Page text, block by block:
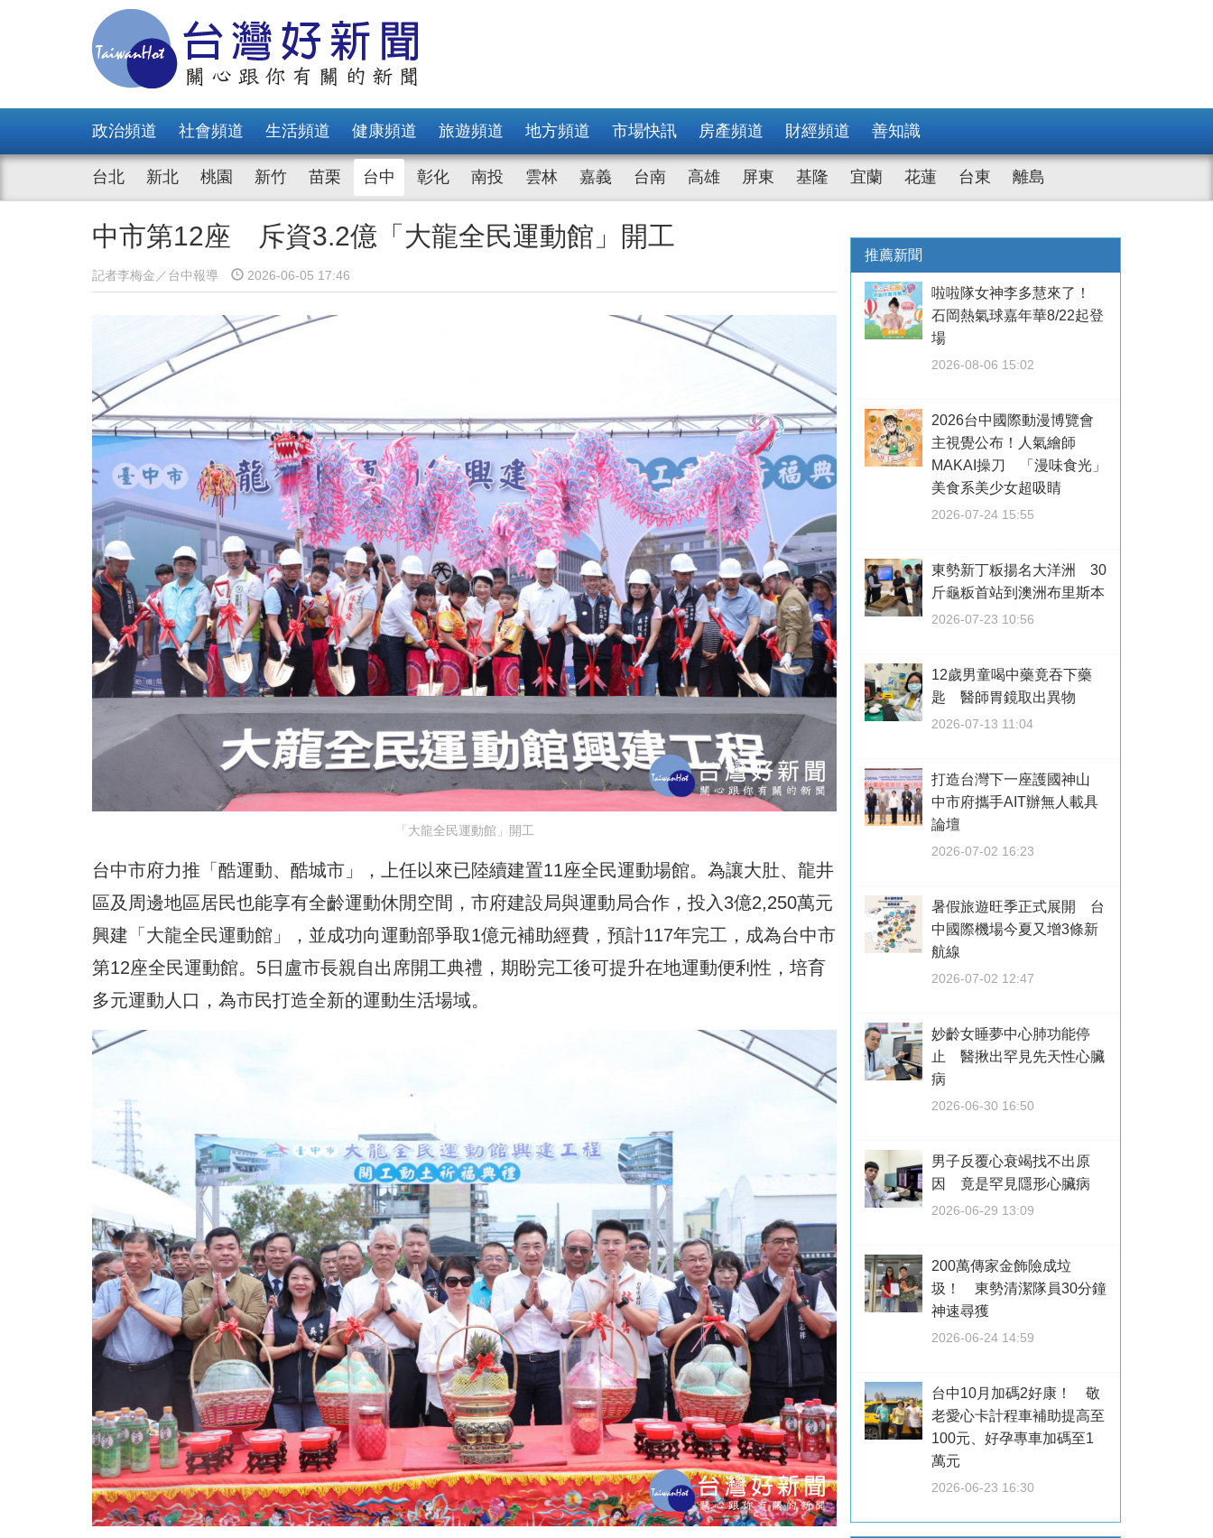
政治頻道 社會頻道 生活頻道 健康頻道 旅遊頻道 地方頻道 市場快訊 房產頻道 財經頻道 善知識
台北 新北 桃園 新竹 苗栗 台中 彰化 南投 雲林 嘉義 台南 高雄 屏東 基隆 宜蘭 花蓮 台東 離島
中市第12座 斥資3.2億「大龍全民運動館」開工
記者李梅金／台中報導 2026-06-05 17:46
「大龍全民運動館」開工
台中市府力推「酷運動、酷城市」，上任以來已陸續建置11座全民運動場館。為讓大肚、龍井
區及周邊地區居民也能享有全齡運動休閒空間，市府建設局與運動局合作，投入3億2,250萬元
興建「大龍全民運動館」，並成功向運動部爭取1億元補助經費，預計117年完工，成為台中市
第12座全民運動館。5日盧市長親自出席開工典禮，期盼完工後可提升在地運動便利性，培育
多元運動人口，為市民打造全新的運動生活場域。
推薦新聞
啦啦隊女神李多慧來了！
石岡熱氣球嘉年華8/22起登
場
2026-08-06 15:02
2026台中國際動漫博覽會
主視覺公布！人氣繪師
MAKAI操刀 「漫味食光」
美食系美少女超吸睛
2026-07-24 15:55
東勢新丁粄揚名大洋洲 30
斤龜粄首站到澳洲布里斯本
2026-07-23 10:56
12歲男童喝中藥竟吞下藥
匙 醫師胃鏡取出異物
2026-07-13 11:04
打造台灣下一座護國神山
中市府攜手AIT辦無人載具
論壇
2026-07-02 16:23
暑假旅遊旺季正式展開 台
中國際機場今夏又增3條新
航線
2026-07-02 12:47
妙齡女睡夢中心肺功能停
止 醫揪出罕見先天性心臟
病
2026-06-30 16:50
男子反覆心衰竭找不出原
因 竟是罕見隱形心臟病
2026-06-29 13:09
200萬傳家金飾險成垃
圾！ 東勢清潔隊員30分鐘
神速尋獲
2026-06-24 14:59
台中10月加碼2好康！ 敬
老愛心卡計程車補助提高至
100元、好孕專車加碼至1
萬元
2026-06-23 16:30